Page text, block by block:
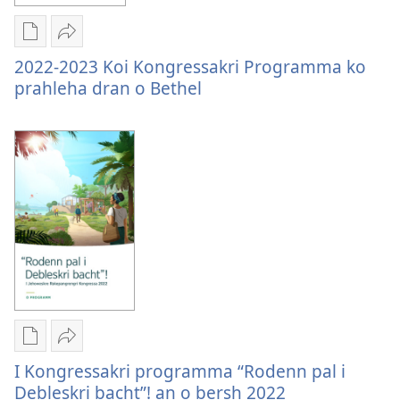
Phuresteha
Downloadtike
optione
pash
publikatione
2022-
Koi
Kongressakri
Programma
ko
prahleha
dran
o
Bethel
Bitche
2022-
2023
Kongressakri
Programma
ko
prahleha
dran
o
Bethel
2022-2023 Koi Kongressakri Programma ko
prahleha dran o Bethel
Downloadtike
optione
pash
Bitche
I
Kongressakri
I Kongressakri programma “Rodenn pal i
Debleskri bacht”! an o bersh 2022